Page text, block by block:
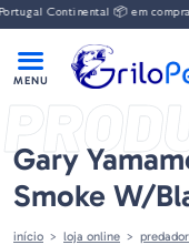
Continental 📦 em compras
Gary
Smoke W/
início loja online